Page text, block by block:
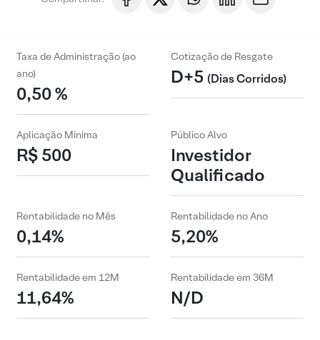
Taxa de Administração (ao
ano)
0,50 %
Cotização de Resgate
D+5 (Dias Corridos)
Aplicação Mínima
R$ 500
Público Alvo
Investidor
Qualificado
Rentabilidade no Mês
0,14%
Rentabilidade no Ano
5,20%
Rentabilidade em 12M
11,64%
Rentabilidade em 36M
N/D